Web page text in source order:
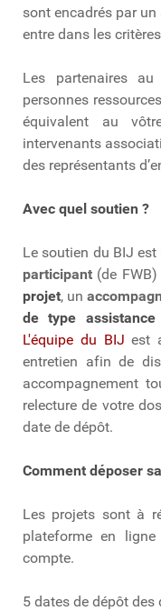
sont encadrés par
entre dans les
Les partenaires
personnes
équivalent au
intervenants
des représentants
Avec quel soutien ?
Le soutien du BIJ
participant (de
projet, un
de type
L'équipe du BIJ est
entretien afin de
accompagnement
relecture de votre
date de dépôt.
Comment déposer
Les projets sont à
plateforme en
compte.
5 dates de dépôt des